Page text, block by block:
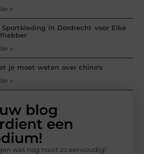
»
Sportkleding in Dordrecht voor Elke
»
je moet weten over chino's
»
blog
een
was nog nooit zo eenvoudig!